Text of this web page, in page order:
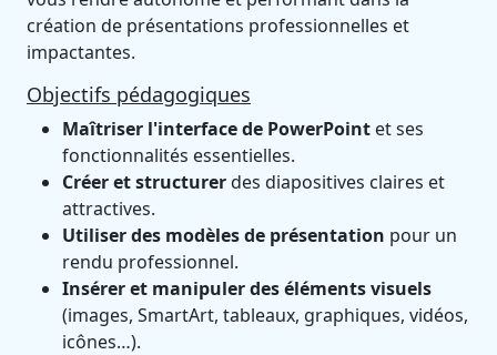
création de présentations professionnelles et
impactantes.
Objectifs pédagogiques
Maîtriser l'interface de PowerPoint et ses
fonctionnalités essentielles.
Créer et structurerdes diapositives claires et
attractives.
Utiliser des modèles de présentation pour un
rendu professionnel.
Insérer et manipuler des éléments visuels
(images, SmartArt, tableaux, graphiques, vidéos,
icônes…).